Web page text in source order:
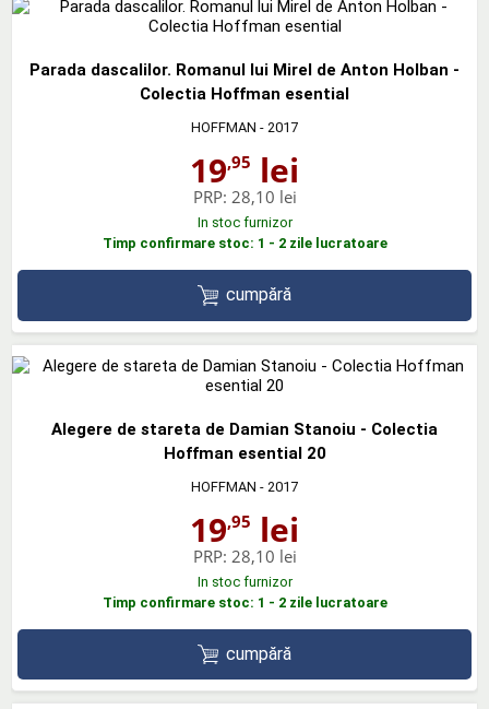
Parada dascalilor. Romanul lui Mirel de Anton Holban -
Colectia Hoffman esential
HOFFMAN - 2017
19,95 lei
PRP: 28,10 lei
In stoc furnizor
Timp confirmare stoc: 1 - 2 zile lucratoare
cumpără
Alegere de stareta de Damian Stanoiu - Colectia
Hoffman esential 20
HOFFMAN - 2017
19,95 lei
PRP: 28,10 lei
In stoc furnizor
Timp confirmare stoc: 1 - 2 zile lucratoare
cumpără